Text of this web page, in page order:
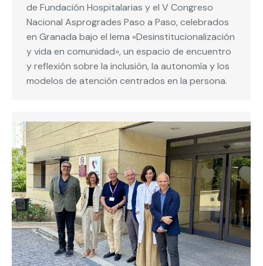
de Fundación Hospitalarias y el V Congreso
Nacional Asprogrades Paso a Paso, celebrados
en Granada bajo el lema «Desinstitucionalización
y vida en comunidad», un espacio de encuentro
y reflexión sobre la inclusión, la autonomía y los
modelos de atención centrados en la persona.